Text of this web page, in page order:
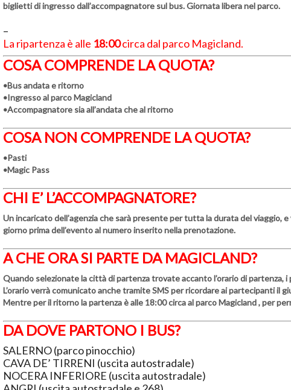
biglietti di ingresso dall’accompagnatore sul bus. Giornata libera nel parco.
–
La ripartenza è alle 18:00circa dal parco Magicland.
COSA COMPRENDE LA QUOTA?
•Bus andata e ritorno
•Ingresso al parco Magicland
•Accompagnatore sia all’andata che al ritorno
COSA NON COMPRENDE LA QUOTA?
•Pasti
•Magic Pass
CHI E’ L’ACCOMPAGNATORE?
Un incaricato dell’agenzia che sarà presente per tutta la durata del viaggio,
giorno prima dell’evento al numero inserito nella prenotazione.
A CHE ORA SI PARTE DA MAGICLAND?
Quando selezionate la città di partenza trovate accanto l’orario di
L’orario verrà comunicato anche tramite SMS per ricordare ai partecipanti il
Mentre per ilritornola partenza è alle 18:00circa al parco Magicland , per
DA DOVE PARTONO I BUS?
SALERNO (parco pinocchio)
CAVA DE’ TIRRENI (uscita autostradale)
NOCERA INFERIORE (uscita autostradale)